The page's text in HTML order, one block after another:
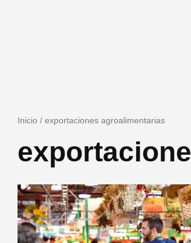
Inicio / exportaciones agroalimentarias